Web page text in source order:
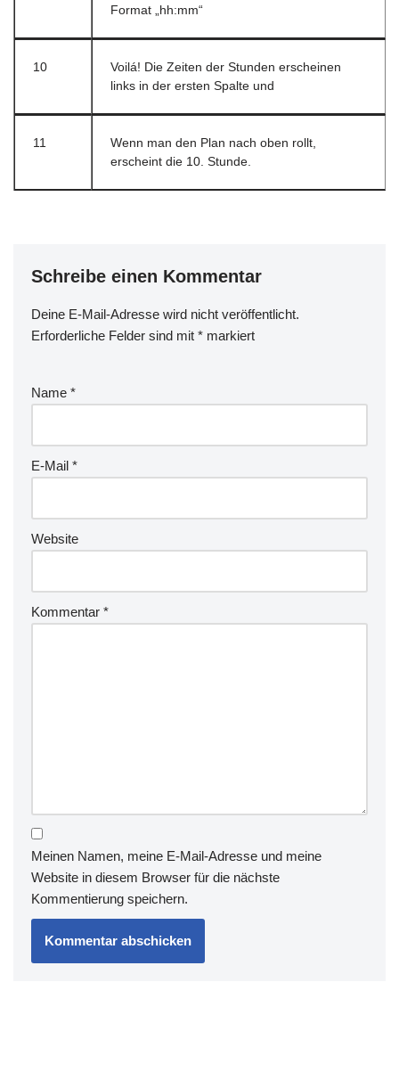
Format „hh:mm“
10
Voilá! Die Zeiten der Stunden erscheinen
links in der ersten Spalte und
11
Wenn man den Plan nach oben rollt,
erscheint die 10. Stunde.
Schreibe einen Kommentar
Deine E-Mail-Adresse wird nicht veröffentlicht.
Erforderliche Felder sind mit * markiert
Name *
E-Mail *
Website
Kommentar *
Meinen Namen, meine E-Mail-Adresse und meine
Website in diesem Browser für die nächste
Kommentierung speichern.